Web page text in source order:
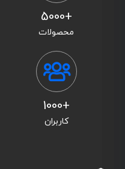
+5000
محصولات
+1000
کاربران